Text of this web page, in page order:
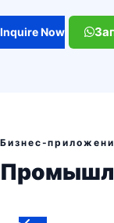
Inquire Now
Бизнес-